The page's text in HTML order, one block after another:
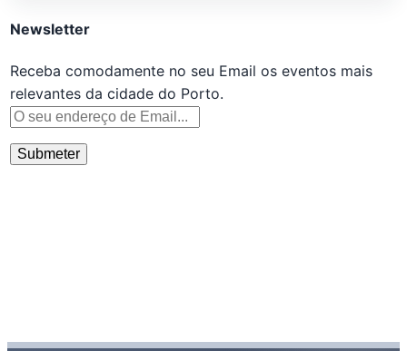
Newsletter
Receba comodamente no seu Email os eventos mais
relevantes da cidade do Porto.